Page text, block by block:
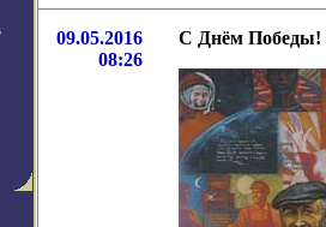
09.05.2016
08:26
С Днём Победы!